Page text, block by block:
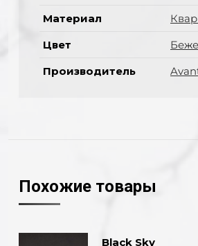
Материал
Цвет
Производитель
Похожие товары
Black Sky